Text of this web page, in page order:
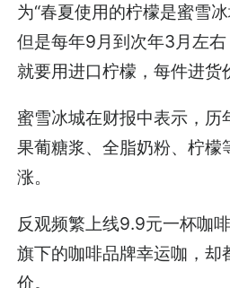
为“春夏使用的柠檬是蜜雪
但是每年9月到次年3月左右
就要用进口柠檬，每件进货
蜜雪冰城在财报中表示，历
果葡糖浆、全脂奶粉、柠檬
涨。
反观频繁上线9.9元一杯咖
旗下的咖啡品牌幸运咖，却
价。